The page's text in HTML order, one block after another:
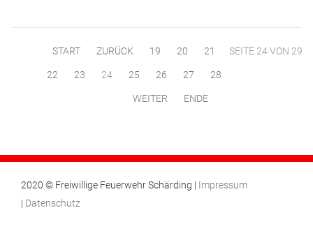
SEITE 24 VON 29
START ZURÜCK 19 20 21
22 23 24 25 26 27 28
WEITER ENDE
2020 © Freiwillige Feuerwehr Schärding | Impressum
| Datenschutz